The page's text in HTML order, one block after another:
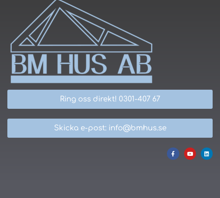
Ring oss direkt! 0301-407 67
Skicka e-post: info@bmhus.se